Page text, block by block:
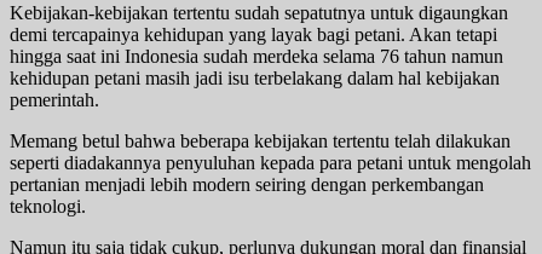
Kebijakan-kebijakan tertentu sudah sepatutnya untuk digaungkan
demi tercapainya kehidupan yang layak bagi petani. Akan tetapi
hingga saat ini Indonesia sudah merdeka selama 76 tahun namun
kehidupan petani masih jadi isu terbelakang dalam hal kebijakan
pemerintah.
Memang betul bahwa beberapa kebijakan tertentu telah dilakukan
seperti diadakannya penyuluhan kepada para petani untuk mengolah
pertanian menjadi lebih modern seiring dengan perkembangan
teknologi.
Namun itu saja tidak cukup, perlunya dukungan moral dan finansial